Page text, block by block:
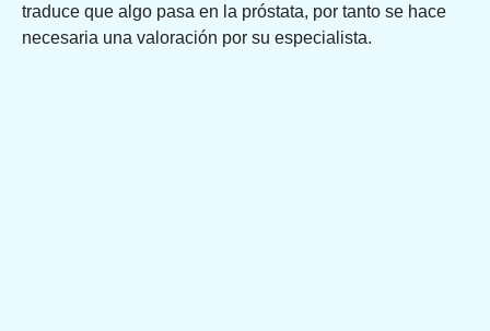
traduce que algo pasa en la próstata, por tanto se hace
necesaria una valoración por su especialista.